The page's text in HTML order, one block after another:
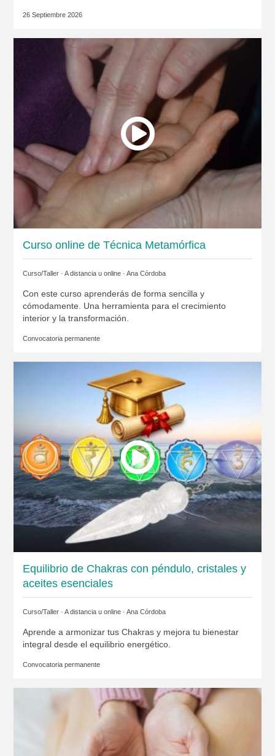
26 Septiembre 2026
Curso online de Técnica Metamórfica
Curso/Taller · A distancia u online · Ana Córdoba
Con este curso aprenderás de forma sencilla y
cómodamente. Una herramienta para el crecimiento
interior y la transformación.
Convocatoria permanente
Equilibrio de Chakras con péndulo, cristales y
aceites esenciales
Curso/Taller · A distancia u online · Ana Córdoba
Aprende a armonizar tus Chakras y mejora tu bienestar
integral desde el equilibrio energético.
Convocatoria permanente